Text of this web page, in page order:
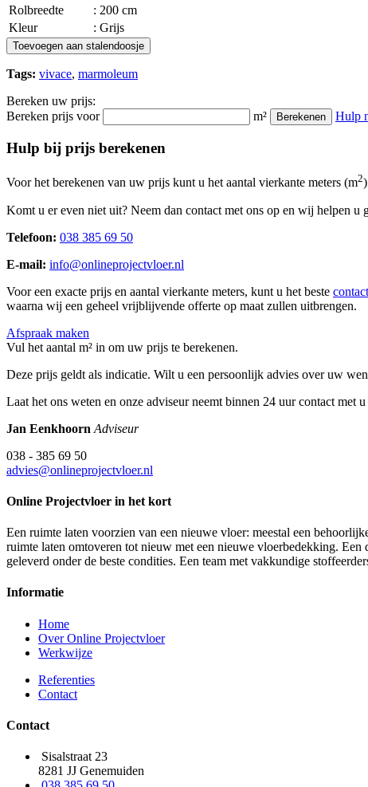
Rolbreedte
: 200 cm
Kleur
: Grijs
Toevoegen aan stalendoosje
Tags: vivace, marmoleum
Bereken uw prijs:
Bereken prijs voor
m² Berekenen Hulp
Hulp bij prijs berekenen
Voor het berekenen van uw prijs kunt u het aantal vierkante meters (m2
Komt u er even niet uit? Neem dan contact met ons op en wij helpen u
Telefoon: 038 385 69 50
E-mail: info@onlineprojectvloer.nl
Voor een exacte prijs en aantal vierkante meters, kunt u het beste contact
waarna wij een geheel vrijblijvende offerte op maat zullen uitbrengen.
Afspraak maken
Vul het aantal m² in om uw prijs te berekenen.
Deze prijs geldt als indicatie. Wilt u een persoonlijk advies over uw
Laat het ons weten en onze adviseur neemt binnen 24 uur contact met u
Jan Eenkhoorn Adviseur
038 - 385 69 50
advies@onlineprojectvloer.nl
Online Projectvloer in het kort
Een ruimte laten voorzien van een nieuwe vloer: meestal een
ruimte laten omtoveren tot nieuw met een nieuwe vloerbedekking.
geleverd onder de beste condities. Een team met vakkundige
Informatie
Home
Over Online Projectvloer
Werkwijze
Referenties
Contact
Contact
Sisalstraat 23
8281 JJ Genemuiden